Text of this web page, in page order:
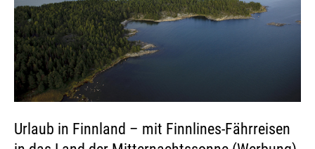
Urlaub in Finnland – mit Finnlines-Fährreisen